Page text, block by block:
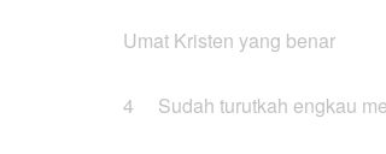
Umat Kristen yang benar
4 Sudah turutkah engkau